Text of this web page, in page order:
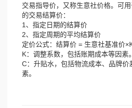
交易指导价，又称生意社价格。可
的交易结算价：
1、指定日期的结算价
2、指定周期的平均结算价
定价公式：结算价 = 生意社基准价
K：调整系数，包括账期成本等因素。
C：升贴水，包括物流成本、品牌价
素。